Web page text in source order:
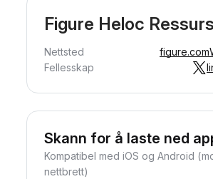
Figure Heloc
Nettsted figure.com
Fellesskap
Skann for å laste ned
Kompatibel med iOS og Android
nettbrett)